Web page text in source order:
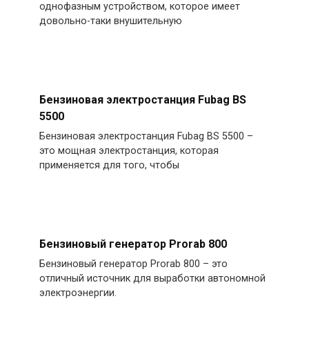
однофазным устройством, которое имеет
довольно-таки внушительную
Бензиновая электростанция Fubag BS
5500
Бензиновая электростанция Fubag BS 5500 –
это мощная электростанция, которая
применяется для того, чтобы
Бензиновый генератор Prorab 800
Бензиновый генератор Prorab 800 – это
отличный источник для выработки автономной
электроэнергии.